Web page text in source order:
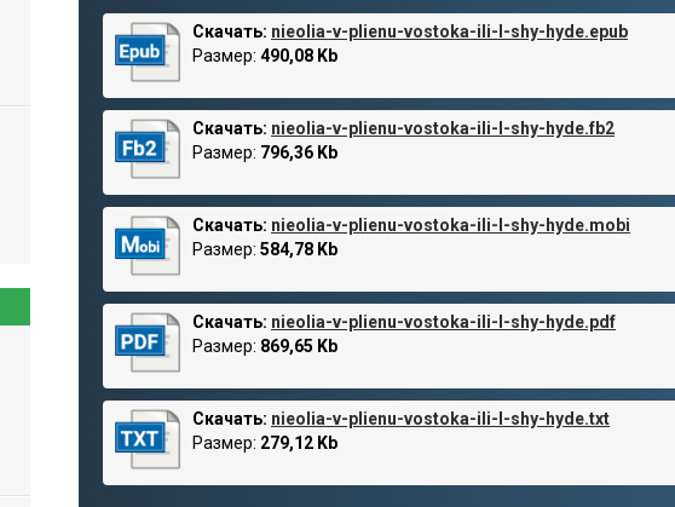
Скачать: nieolia-v-plienu-vostoka-ili-l-shy-hyde.epub
Размер: 490,08 Kb
Скачать: nieolia-v-plienu-vostoka-ili-l-shy-hyde.fb2
Размер: 796,36 Kb
Скачать: nieolia-v-plienu-vostoka-ili-l-shy-hyde.mobi
Размер: 584,78 Kb
Скачать: nieolia-v-plienu-vostoka-ili-l-shy-hyde.pdf
Размер: 869,65 Kb
Скачать: nieolia-v-plienu-vostoka-ili-l-shy-hyde.txt
Размер: 279,12 Kb